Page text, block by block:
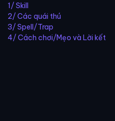
1/ Skill
2/ Các quái thú
3/ Spell/Trap
4/ Cách chơi/Mẹo và Lời kết